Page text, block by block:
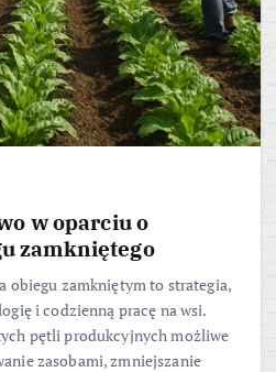
w oparciu o
zamkniętego
obiegu zamkniętym to strategia,
i codzienną pracę na wsi.
pętli produkcyjnych możliwe
zasobami, zmniejszanie